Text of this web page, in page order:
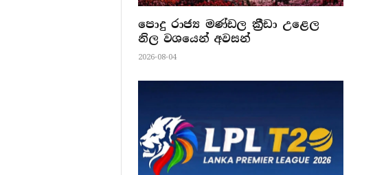
පොදු රාජ්‍ය මණ්ඩල ක්‍රීඩා උළෙල
නිල වශයෙන් අවසන්
2026-08-04